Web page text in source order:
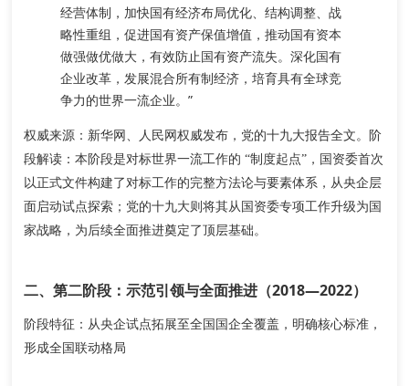
经营体制，加快国有经济布局优化、结构调整、战
略性重组，促进国有资产保值增值，推动国有资本
做强做优做大，有效防止国有资产流失。深化国有
企业改革，发展混合所有制经济，培育具有全球竞
争力的世界一流企业。”
权威来源 ：新华网、人民网权威发布，党的十九大报告全文。 阶
段解读 ：本阶段是对标世界一流工作的 “制度起点”，国资委首次
以正式文件构建了对标工作的完整方法论与要素体系，从央企层
面启动试点探索；党的十九大则将其从国资委专项工作升级为国
家战略，为后续全面推进奠定了顶层基础。
二、第二阶段：示范引领与全面推进（2018—2022）
阶段特征：从央企试点拓展至全国国企全覆盖，明确核心标准，
形成全国联动格局